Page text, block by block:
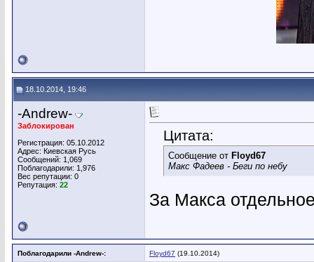
18.10.2014, 19:46
-Andrew-
Заблокирован
Регистрация: 05.10.2012
Адрес: Киевская Русь
Сообщений: 1,069
Поблагодарили: 1,976
Вес репутации: 0
Репутация: 22
Цитата:
Сообщение от Floyd67
Макс Фадеев - Беги по небу
За Макса
Поблагодарили -Andrew-: Floyd67 (19.10.2014)